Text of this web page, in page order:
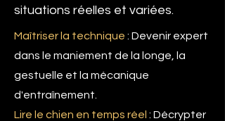
situations réelles et variées.
Maîtriser la technique : Devenir expert
dans le maniement de la longe, la
gestuelle et la mécanique
d'entraînement.
Lire le chien en temps réel : Décrypter